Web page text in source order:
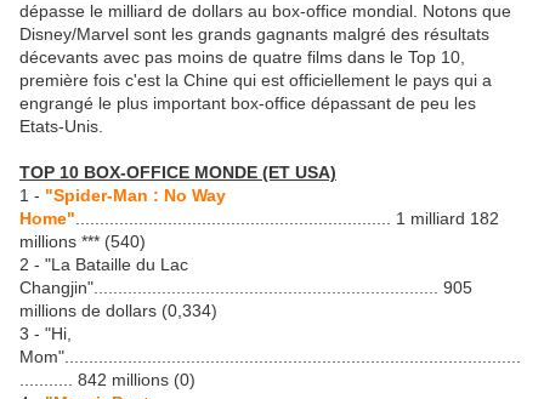
dépasse le milliard de dollars au box-office mondial. Notons que
Disney/Marvel sont les grands gagnants malgré des résultats
décevants avec pas moins de quatre films dans le Top 10,
première fois c'est la Chine qui est officiellement le pays qui a
engrangé le plus important box-office dépassant de peu les
Etats-Unis.
TOP 10 BOX-OFFICE MONDE (ET USA)
1 - "Spider-Man : No Way
Home" ................................................................. 1 milliard 182
millions *** (540)
2 - "La Bataille du Lac
Changjin"....................................................................... 905
millions de dollars (0,334)
3 - "Hi,
Mom"..............................................................................................
........... 842 millions (0)